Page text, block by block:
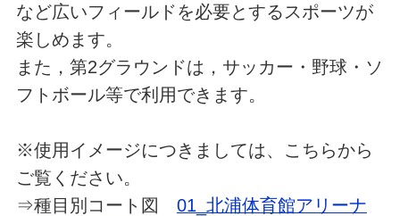
など広いフィールドを必要とするスポーツが
楽しめます。
また，第2グラウンドは，サッカー・野球・ソ
フトボール等で利用できます。
※使用イメージにつきましては、こちらから
ご覧ください。
⇒種目別コート図 01_北浦体育館アリーナ